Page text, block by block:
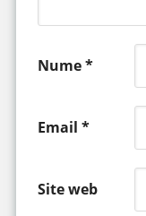
Nume*
Email *
Site web